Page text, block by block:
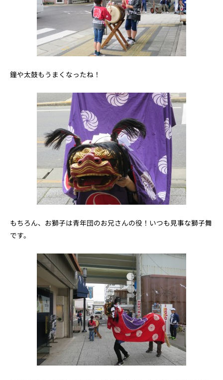
鐘や太鼓もうまくなったね！
もちろん、お獅子は青年団のお兄さんの役！いつも見事な獅子舞
です。